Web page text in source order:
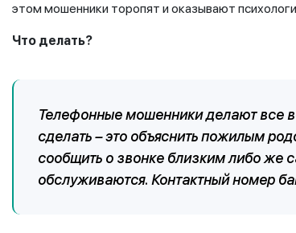
этом мошенники торопят и оказывают
Что делать?
Телефонные мошенники делают все
сделать – это объяснить пожилым
сообщить о звонке близким либо же
обслуживаются. Контактный номер